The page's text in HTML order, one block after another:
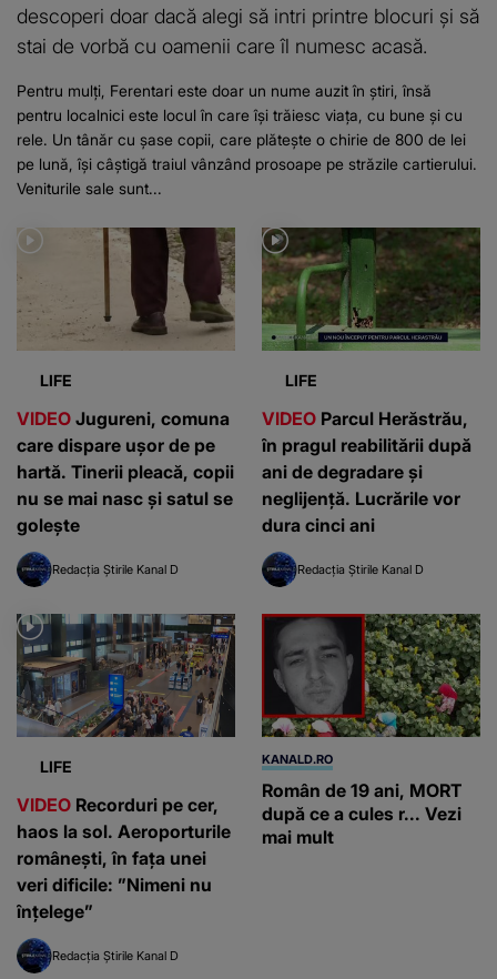
descoperi doar dacă alegi să intri printre blocuri și să
stai de vorbă cu oamenii care îl numesc acasă.
Pentru mulți, Ferentari este doar un nume auzit în știri, însă
pentru localnici este locul în care își trăiesc viața, cu bune și cu
rele. Un tânăr cu șase copii, care plătește o chirie de 800 de lei
pe lună, își câștigă traiul vânzând prosoape pe străzile cartierului.
Veniturile sale sunt...
LIFE
VIDEO Jugureni, comuna
care dispare ușor de pe
hartă. Tinerii pleacă, copii
nu se mai nasc și satul se
golește
Redacția Știrile Kanal D
LIFE
VIDEO Parcul Herăstrău,
în pragul reabilitării după
ani de degradare și
neglijență. Lucrările vor
dura cinci ani
Redacția Știrile Kanal D
LIFE
VIDEO Recorduri pe cer,
haos la sol. Aeroporturile
românești, în fața unei
veri dificile: ”Nimeni nu
înțelege”
Redacția Știrile Kanal D
KANALD.RO
Român de 19 ani, MORT
după ce a cules r... Vezi
mai mult